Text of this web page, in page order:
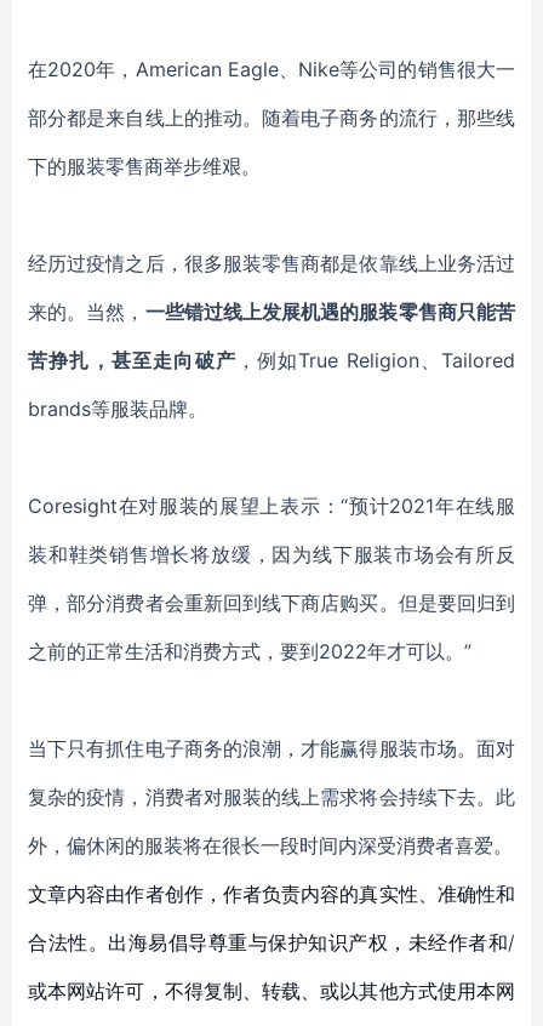
在2020年，American Eagle、Nike等公司的销售很大一
部分都是来自线上的推动。随着电子商务的流行，那些线
下的服装零售商举步维艰。
经历过疫情之后，很多服装零售商都是依靠线上业务活过
来的。当然， 一些错过线上发展机遇的服装零售商只能苦
苦挣扎，甚至走向破产 ，例如True Religion、 Tailored
brands等服装品牌。
Coresight在对服装的展望上表示：“预计2021年在线服
装和鞋类销售增长将放缓，因为线下服装市场会有所反
弹，部分消费者会重新回到线下商店购买。 但是要回归到
之前的正常生活和消费方式，要到2022年才可以。”
当下只有抓住电子商务的浪潮，才能赢得服装市场。面对
复杂的疫情，消费者对服装的线上需求将会持续下去。此
外，偏休闲的服装将在很长一段时间内深受消费者喜爱。
文章内容由作者创作，作者负责内容的真实性、准确性和
合法性。出海易倡导尊重与保护知识产权，未经作者和/
或本网站许可，不得复制、转载、或以其他方式使用本网